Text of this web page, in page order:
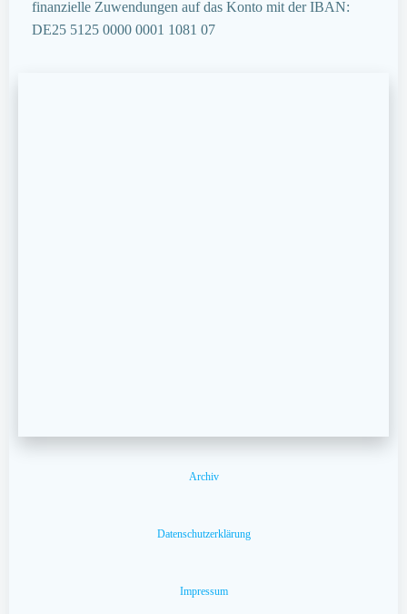
finanzielle Zuwendungen auf das Konto mit der IBAN:
DE25 5125 0000 0001 1081 07
Archiv
Datenschutzerklärung
Impressum